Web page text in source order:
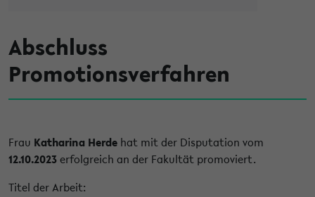
Abschluss
Promotionsverfahren
Frau Katharina Herde hat mit der Disputation vom
12.10.2023erfolgreich an der Fakultät promoviert.
Titel der Arbeit: